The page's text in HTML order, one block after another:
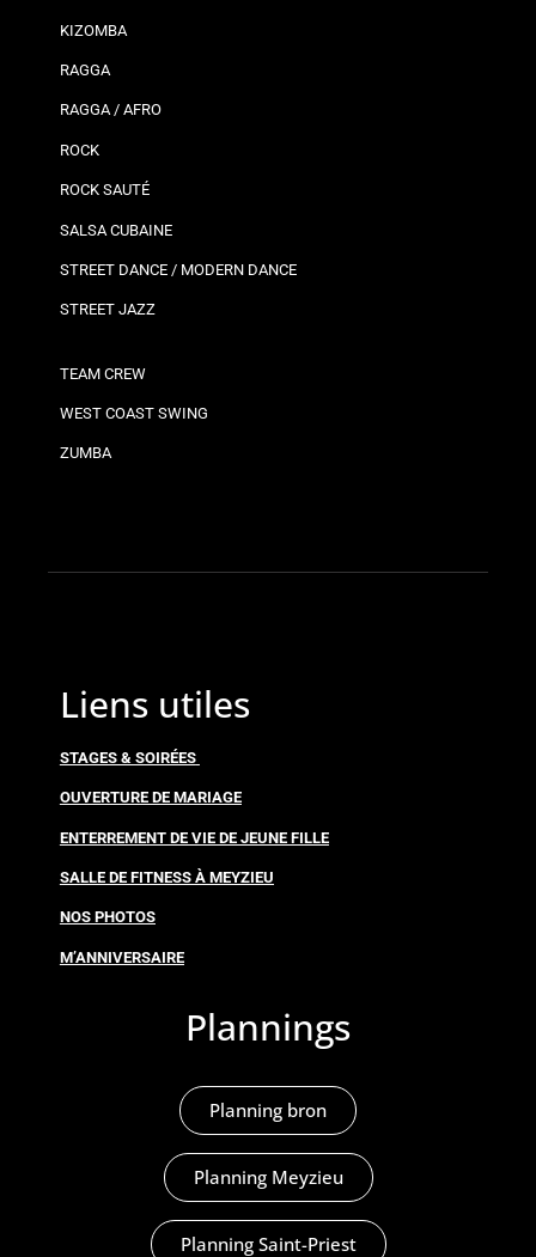
KIZOMBA
RAGGA
RAGGA / AFRO
ROCK
ROCK SAUTÉ
SALSA CUBAINE
STREET DANCE / MODERN DANCE
STREET JAZZ
TEAM CREW
WEST COAST SWING
ZUMBA
Liens utiles
STAGES & SOIRÉES
OUVERTURE DE MARIAGE
ENTERREMENT DE VIE DE JEUNE FILLE
SALLE DE FITNESS À MEYZIEU
NOS PHOTOS
M’ANNIVERSAIRE
Plannings
Planning bron
Planning Meyzieu
Planning Saint-Priest